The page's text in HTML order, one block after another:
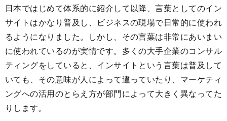
日本ではじめて体系的に紹介して以降、言葉としてのイン
サイトはかなり普及し、ビジネスの現場で日常的に使われ
るようになりました。しかし、その言葉は非常にあいまい
に使われているのが実情です。多くの大手企業のコンサル
ティングをしていると、インサイトという言葉は普及して
いても、その意味が人によって違っていたり、マーケティ
ングへの活用のとらえ方が部門によって大きく異なってた
りします。